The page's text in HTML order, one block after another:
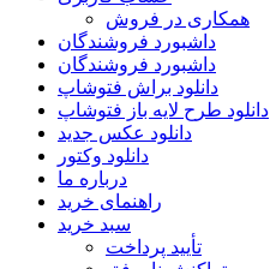
همکاری در فروش
داشبورد فروشندگان
داشبورد فروشندگان
دانلود براش فتوشاپ
دانلود طرح لایه باز فتوشاپ
دانلود عکس جدید
دانلود وکتور
درباره ما
راهنمای خرید
سبد خرید
تأیید پرداخت